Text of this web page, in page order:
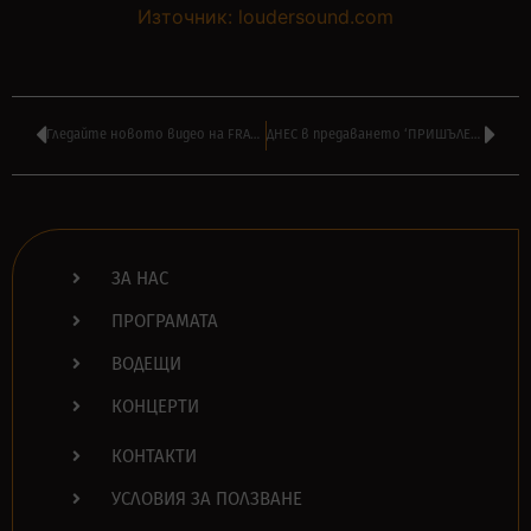
Източник: loudersound.com
Гледайте новото видео на FRANZ FERDINAND – ‘Curious’ ДНЕС в предаването ‘ПРИШЪЛЕЦЪТ 2112’ на ВАСКО РАЙКОВ в 16:00
ЗА НАС
ПРОГРАМАТА
ВОДЕЩИ
КОНЦЕРТИ
КОНТАКТИ
УСЛОВИЯ ЗА ПОЛЗВАНЕ